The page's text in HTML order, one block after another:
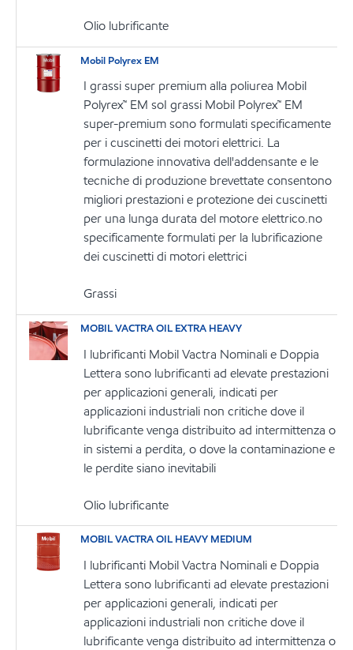
Olio lubrificante
Mobil Polyrex EM
I grassi super premium alla poliurea Mobil
Polyrex™ EM soI grassi Mobil Polyrex™ EM
super-premium sono formulati specificamente
per i cuscinetti dei motori elettrici. La
formulazione innovativa dell'addensante e le
tecniche di produzione brevettate consentono
migliori prestazioni e protezione dei cuscinetti
per una lunga durata del motore elettrico.no
specificamente formulati per la lubrificazione
dei cuscinetti di motori elettrici
Grassi
MOBIL VACTRA OIL EXTRA HEAVY
I lubrificanti Mobil Vactra Nominali e Doppia
Lettera sono lubrificanti ad elevate prestazioni
per applicazioni generali, indicati per
applicazioni industriali non critiche dove il
lubrificante venga distribuito ad intermittenza o
in sistemi a perdita, o dove la contaminazione e
le perdite siano inevitabili
Olio lubrificante
MOBIL VACTRA OIL HEAVY MEDIUM
I lubrificanti Mobil Vactra Nominali e Doppia
Lettera sono lubrificanti ad elevate prestazioni
per applicazioni generali, indicati per
applicazioni industriali non critiche dove il
lubrificante venga distribuito ad intermittenza o